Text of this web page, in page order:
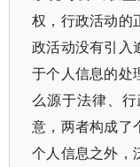
权，行政活动的
政活动没有引入
于个人信息的处
么源于法律、
意，两者构成了
个人信息之外，